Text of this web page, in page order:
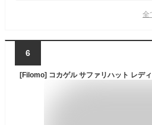
全
6